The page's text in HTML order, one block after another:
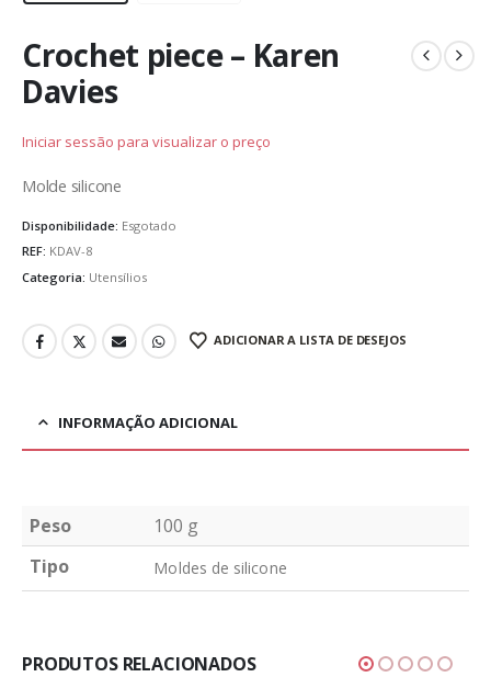
Crochet piece – Karen
Davies
Iniciar sessão para visualizar o preço
Molde silicone
Disponibilidade: Esgotado
REF: KDAV-8
Categoria: Utensílios
ADICIONAR A LISTA DE DESEJOS
INFORMAÇÃO ADICIONAL
Peso
100 g
Tipo
Moldes de silicone
PRODUTOS RELACIONADOS